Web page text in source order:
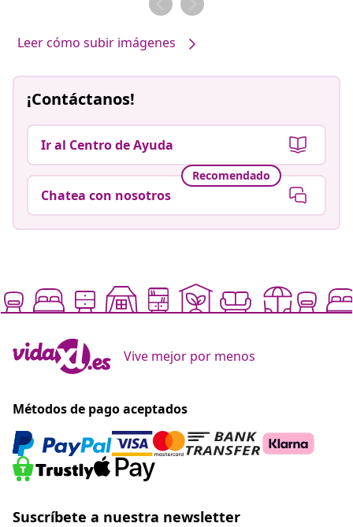
Leer cómo subir imágenes
¡Contáctanos!
Ir al Centro de Ayuda
Recomendado
Chatea con nosotros
Vive mejor por menos
Métodos de pago aceptados
Suscríbete a nuestra newsletter